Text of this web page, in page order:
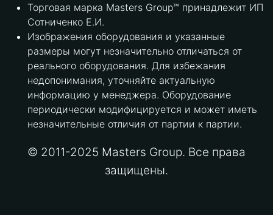
Торговая марка Masters Group™ принадлежит ИП
Сотниченко Е.И.
Изображения оборудования и указанные
размеры могут незначительно отличаться от
реального оборудования. Для избежания
недопонимания, уточняйте актуальную
информацию у менеджера. Оборудование
периодически модифицируется и может иметь
незначительные отличия от партии к партии.
© 2011-2025 Masters Group. Все права
защищены.